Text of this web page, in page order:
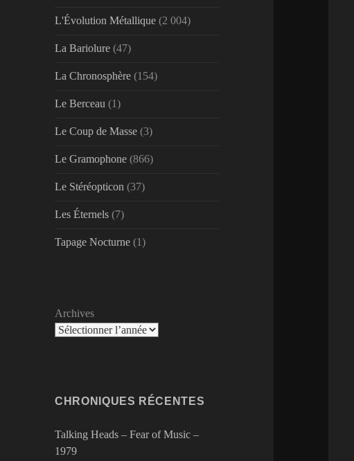
L'Évolution Métallique (2 004)
La Bariolure (47)
La Chronosphère (154)
Le Berceau (1)
Le Coup de Masse (3)
Le Gramophone (866)
Le Stéréopticon (37)
Les Éternels (7)
Tapage Nocturne (1)
Archives
CHRONIQUES RÉCENTES
Talking Heads – Fear of Music –
1979